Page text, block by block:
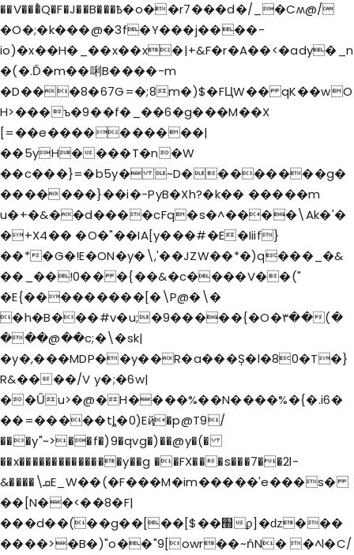
��V���ͭQ�F�J��B���߿�o��r7���d�/_�Cʍ@/
�O�;�k���@�3f�Y���j����-
io)�x��H�_��x��x�|+&F�r�A��<�ady�_n
�(�.Ď�m��唎B����-m
�D���8�67G=�;8m�)$�FЦW�� qK��wO
H>���ъ�9��f�_��6�g���M��X
[=��e����������|
��5yH����T�n�W
��c���}=�b5y� ~D��������g�
�������}��i�-PyB�Xh?�k�� �����m
u�+�&��d����cFq�s�^����\Ak�'�
�+X4�� �O�"��IA[y���#�E�Iiif}
��*�G�!E�ON�y�\,'��JZW��*�)q���_�&
��_��!0�� �{��&�c����V��("
�E{���������[�\P@�\�
�h�B���#v�u;�9�����{�O�۳��(�
���@��c;�\�sk|
�y�,���MDP��y��R�a���Ș�l�80�T�}
R&����/V y�;�6w|
��Ǚu>�@�H����%��N����%�{�.i6�
��=�����tȴ�0)Eҋ�p@T9/
���y"~>��f�)9�qvg�)��@y�(�
��x��������������y��g ��FX���s���7��2l-
&����\ܩE_W��(�F���M�im�����'e���s�
��[N��<��8�F|
���d��(��g��[��[$��׭ϼ]�ǳ���
����>�B�)"o��"9[owr��~ńN� �^l�C/